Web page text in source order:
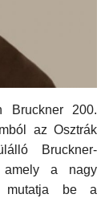
Bruckner 200.
az Osztrák
Bruckner-
amely a nagy
mutatja be a